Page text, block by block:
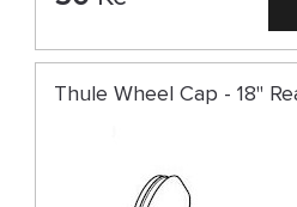
Thule Wheel Cap - 18"